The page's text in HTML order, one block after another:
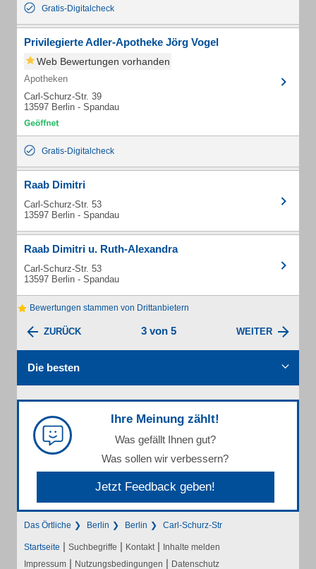
Gratis-Digitalcheck
Privilegierte Adler-Apotheke Jörg Vogel
Web Bewertungen vorhanden
Apotheken
Carl-Schurz-Str. 39
13597 Berlin - Spandau
Gratis-Digitalcheck
Raab Dimitri
Carl-Schurz-Str. 53
13597 Berlin - Spandau
Raab Dimitri u. Ruth-Alexandra
Carl-Schurz-Str. 53
13597 Berlin - Spandau
Bewertungen stammen von Drittanbietern
ZURÜCK 3 von 5 WEITER
Die besten
Ihre Meinung zählt!
Was gefällt Ihnen gut?
Was sollen wir verbessern?
Jetzt Feedback geben!
Das Örtliche Berlin Berlin Carl-Schurz-Str
Startseite | Suchbegriffe | Kontakt | Inhalte melden
Impressum | Nutzungsbedingungen | Datenschutz